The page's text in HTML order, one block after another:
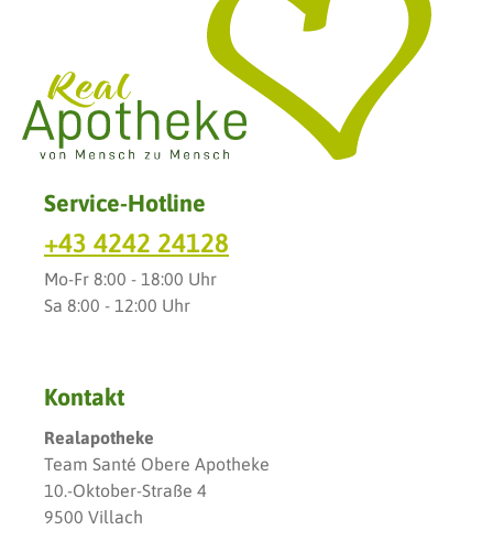
Service-Hotline
+43 4242 24128
Mo-Fr 8:00 - 18:00 Uhr
Sa 8:00 - 12:00 Uhr
Kontakt
Realapotheke
Team Santé Obere Apotheke
10.-Oktober-Straße 4
9500 Villach